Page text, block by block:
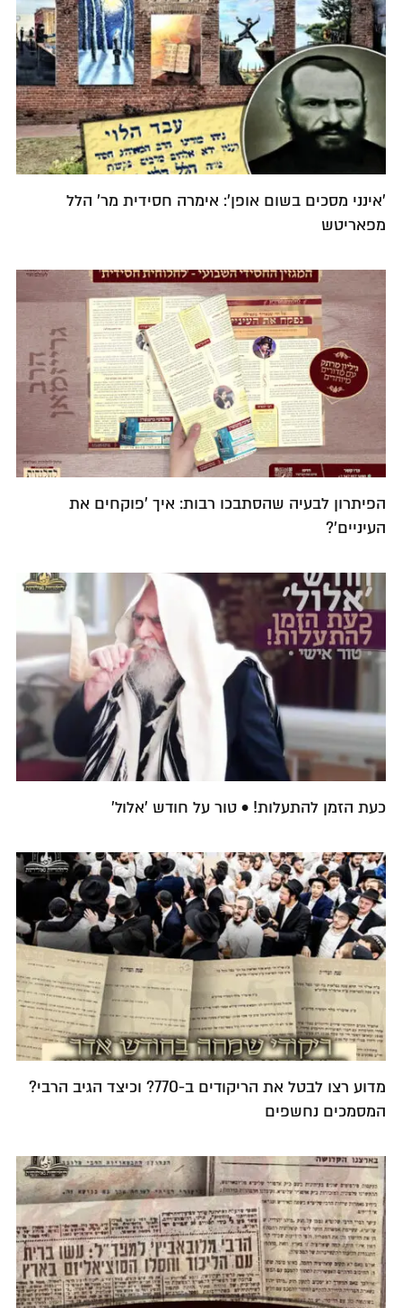
'אינני מסכים בשום אופן': אימרה חסידית מר' הלל
מפאריטש
הפיתרון לבעיה שהסתבכו רבות: איך 'פוקחים את
העיניים'?
כעת הזמן להתעלות! • טור על חודש 'אלול'
מדוע רצו לבטל את הריקודים ב-770? וכיצד הגיב הרבי?
המסמכים נחשפים